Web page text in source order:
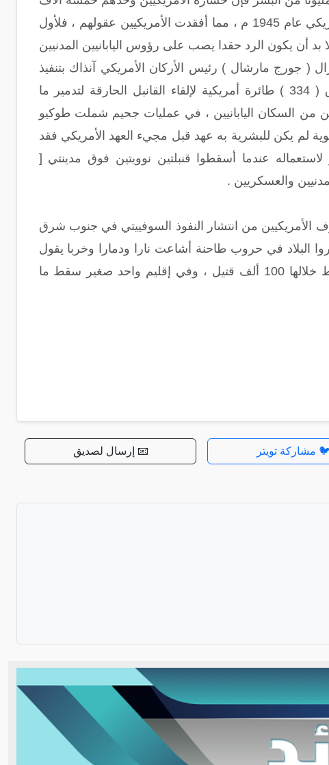
جندي فقط ، بعد الهجمات اليابانية بطائرات [ الكاميكازا ] على ميناء [ هاربر ] الأمريكي عام 1945 م ، مما أفقدت الأمريكيين عقولهم ، فلأول
أن يكون الرد حقدا يصب على رؤوس اليابانيين المدنيين
( جورج مارشال ) رئيس الأركان الأمريكي آنذاك بتنفيذ
عمليات قصف تدمير واسعة النطاق للمدن اليابانية الكثيفة السكان ، فتم إطلاق ( 334 ) طائرة أمريكية لإلقاء القانبل الحارقة لتدمير ما
100 ألف شخص ، وتشرد مليونين من السكان اليابانيين ، في عمليات جحيم شملت طوكيو
دموية لم يكن للبشرية به عهد قبل مجيء العهد الأمريكي فقد
عندما أسقطوا قنبلتين نوويتين فوق مدينتي [
الأمريكيين من انتشار النفوذ السوفييتي في جنوب شرق
البلاد في حروب طاحنة أشاعت نارا ودمارا وخربا يقول
الكاتب [ ناعوم تشومسكي ] واصفا نتائج تلك الحرب " أشعلنا حربا ضروسا سقط خلالها 100 ألف قتيل ، وفي إقليم واحد صغير سقط ما
مشاركة تويتر 📧 إرسال لصديق